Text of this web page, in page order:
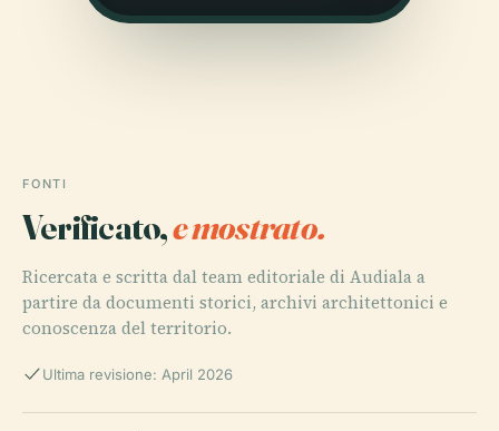
FONTI
Verificato,e mostrato.
Ricercata e scritta dal team editoriale di Audiala a
partire da documenti storici, archivi architettonici e
conoscenza del territorio.
Ultima revisione: April 2026